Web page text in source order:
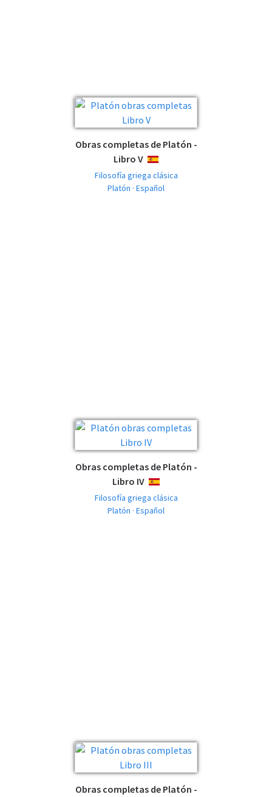
Obras completas de Platón -
Libro V ESPAÑOL
Filosofía griega clásica
Platón · Español
Obras completas de Platón -
Libro IV ESPAÑOL
Filosofía griega clásica
Platón · Español
Obras completas de Platón -